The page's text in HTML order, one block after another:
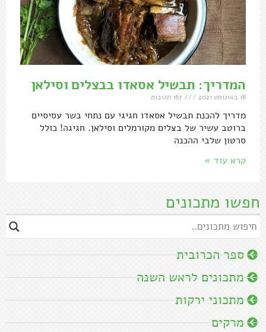
חפשו מתכונים
ספר הכרובית
מתכונים לראש השנה
מתכוני ירקות
מרקים
המדריך: תבשיל אסאדו בבצלים וסילאן
18 באוגוסט 2021
מדריך להכנת תבשיל אסאדו חגיגי עם נתחי בשר עסיסיים
ברוטב עשיר של בצלים מקורמלים וסילאן. חגיגה! כולל
סרטון שלבי ההכנה
קרא עוד »